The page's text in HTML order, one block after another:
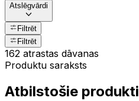
Atslēgvārdi
Filtrēt
Filtrēt
162 atrastas dāvanas
Produktu saraksts
Atbilstošie produkti